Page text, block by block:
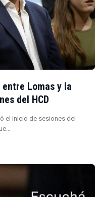
Lomas y la
del HCD
el inicio de sesiones del